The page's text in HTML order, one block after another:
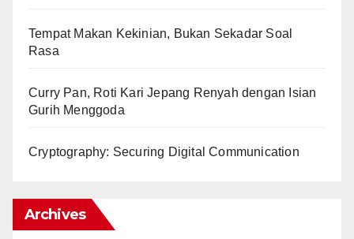
Tempat Makan Kekinian, Bukan Sekadar Soal
Rasa
Curry Pan, Roti Kari Jepang Renyah dengan Isian
Gurih Menggoda
Cryptography: Securing Digital Communication
Archives